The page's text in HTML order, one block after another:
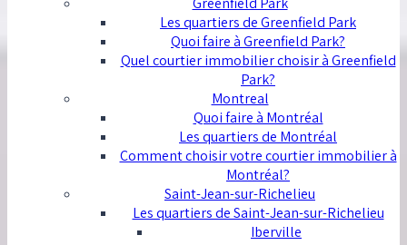
Les quartiers de Greenfield Park
Quoi faire à Greenfield Park?
Quel courtier immobilier choisir à Greenfield
Park?
Montreal
Quoi faire à Montréal
Les quartiers de Montréal
Comment choisir votre courtier immobilier à
Montréal?
Saint-Jean-sur-Richelieu
Les quartiers de Saint-Jean-sur-Richelieu
Iberville